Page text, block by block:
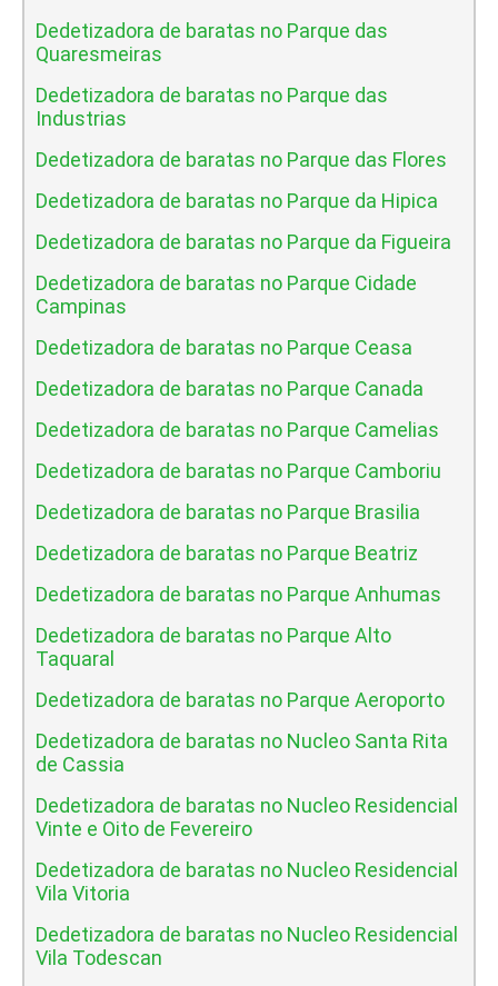
Dedetizadora de baratas no Parque das
Quaresmeiras
Dedetizadora de baratas no Parque das
Industrias
Dedetizadora de baratas no Parque das Flores
Dedetizadora de baratas no Parque da Hipica
Dedetizadora de baratas no Parque da Figueira
Dedetizadora de baratas no Parque Cidade
Campinas
Dedetizadora de baratas no Parque Ceasa
Dedetizadora de baratas no Parque Canada
Dedetizadora de baratas no Parque Camelias
Dedetizadora de baratas no Parque Camboriu
Dedetizadora de baratas no Parque Brasilia
Dedetizadora de baratas no Parque Beatriz
Dedetizadora de baratas no Parque Anhumas
Dedetizadora de baratas no Parque Alto
Taquaral
Dedetizadora de baratas no Parque Aeroporto
Dedetizadora de baratas no Nucleo Santa Rita
de Cassia
Dedetizadora de baratas no Nucleo Residencial
Vinte e Oito de Fevereiro
Dedetizadora de baratas no Nucleo Residencial
Vila Vitoria
Dedetizadora de baratas no Nucleo Residencial
Vila Todescan